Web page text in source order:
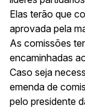
Elas terão que
aprovada pela
As comissões
encaminhadas
Caso seja
emenda de
pelo presidente